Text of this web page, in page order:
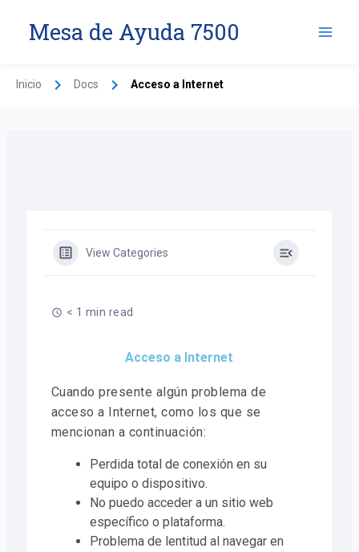
Mesa de Ayuda 7500
Inicio Docs Acceso a Internet
View Categories
< 1 min read
Acceso a Internet
Cuando presente algún problema de
acceso a Internet, como los que se
mencionan a continuación:
Perdida total de conexión en su
equipo o dispositivo.
No puedo acceder a un sitio web
específico o plataforma.
Problema de lentitud al navegar en